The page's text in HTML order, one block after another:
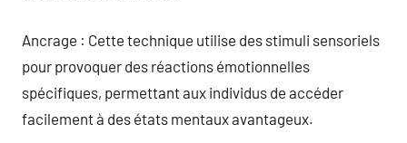
Ancrage : Cette technique utilise des stimuli sensoriels
pour provoquer des réactions émotionnelles
spécifiques, permettant aux individus de accéder
facilement à des états mentaux avantageux.